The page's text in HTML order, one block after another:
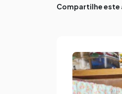
Compartilhe este